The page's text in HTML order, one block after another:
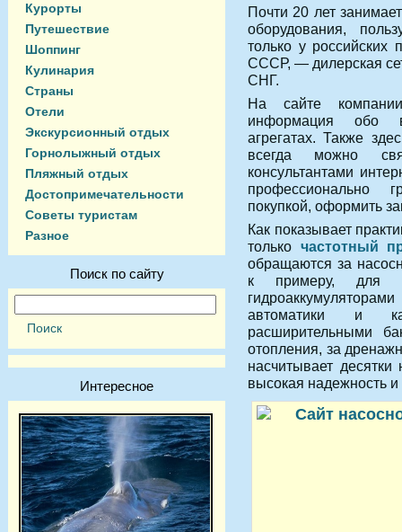
Курорты
Путешествие
Шоппинг
Кулинария
Страны
Отели
Экскурсионный отдых
Горнолыжный отдых
Пляжный отдых
Достопримечательности
Советы туристам
Разное
Поиск по сайту
Интересное
Почти 20 лет
оборудования,
только у российских
СССР, — дилерская
СНГ.
На сайте
информация обо
агрегатах. Также
всегда можно
консультантами
профессионально
покупкой, оформить
Как показывает
только частотный
обращаются за
к примеру, для
автоматики и
расширительными
отопления, за
насчитывает
высокая надежность и